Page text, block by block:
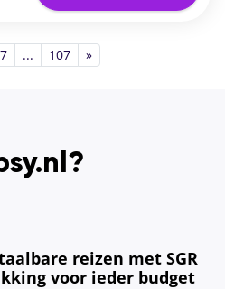
7 ... 107 »
reizen met SGR
voor ieder budget